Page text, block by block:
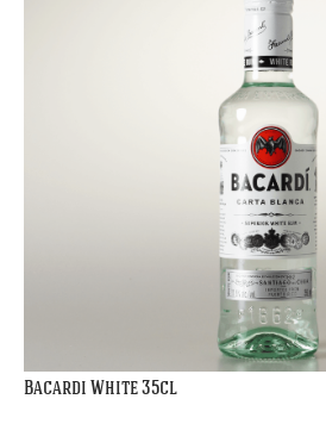
Bacardi White 35cl